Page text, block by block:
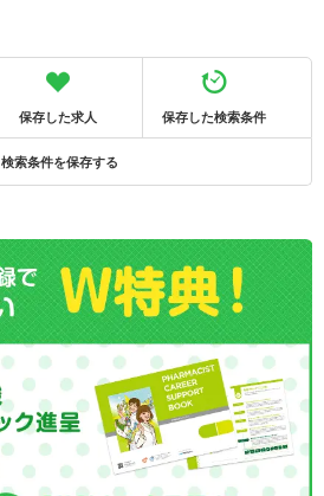
保存した求人 保存した検索条件
検索条件を保存する